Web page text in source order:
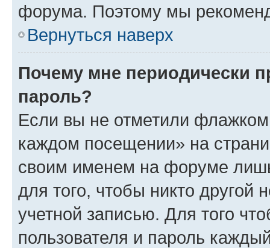
форума. Поэтому мы
Вернуться наверх
Почему мне периодически
пароль?
Если вы не отметили флажком
каждом посещении» на
своим именем на форуме
для того, чтобы никто другой
учетной записью. Для того
пользователя и пароль